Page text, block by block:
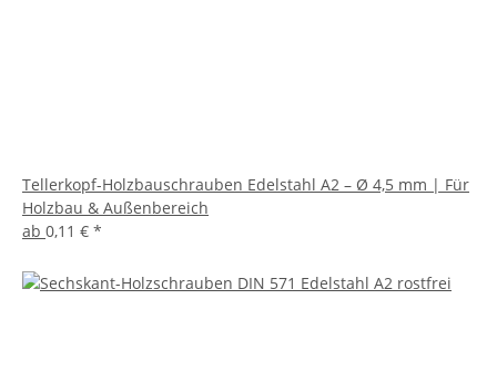
Tellerkopf-Holzbauschrauben Edelstahl A2 – Ø 4,5 mm | Für
Holzbau & Außenbereich
ab 0,11 € *